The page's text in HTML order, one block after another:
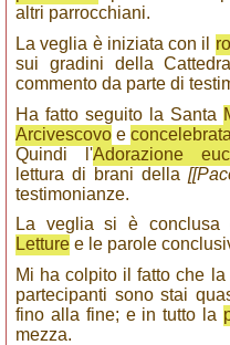
altri parrocchiani.
La veglia è iniziata con il
sui gradini della
commento da parte di
Ha fatto seguito la Santa
Arcivescovo e concelebrata
Quindi l'Adorazione
lettura di brani della
testimonianze.
La veglia si è
Letture e le parole
Mi ha colpito il fatto che
partecipanti sono stai
fino alla fine; e in tutto la
mezza.